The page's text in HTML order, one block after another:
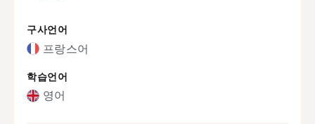
구사언어
프랑스어
학습언어
영어